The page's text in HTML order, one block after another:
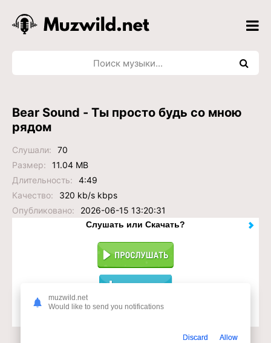
Bear Sound - Ты просто будь со мною
рядом
Слушали:
70
Размер:
11.04 MB
Длительность:
4:49
Качество:
320 kb/s kbps
Опубликовано:
2026-06-15 13:20:31
Слушать или Скачать?
muzwild.net
Would like to send you notifications
Discard Allow